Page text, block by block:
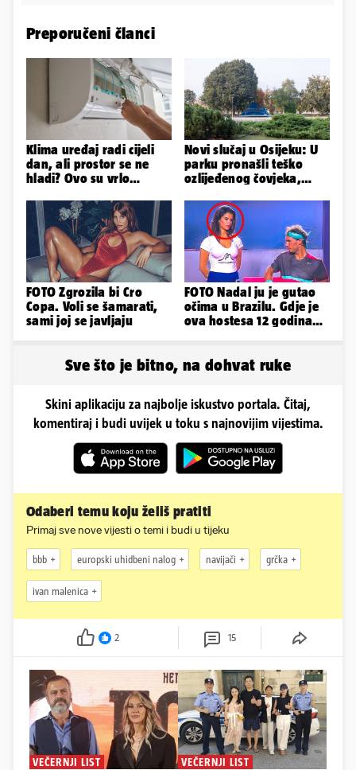
Preporučeni članci
Klima uređaj radi cijeli
dan, ali prostor se ne
hladi? Ovo su vrlo
Novi slučaj u Osijeku: U
parku pronašli teško
ozlijeđenog čovjeka,
FOTO Zgrozila bi Cro
Copa. Voli se šamarati,
sami joj se javljaju
FOTO Nadal ju je gutao
očima u Brazilu. Gdje je
ova hostesa 12 godina
Sve što je bitno, na dohvat ruke
Skini aplikaciju za najbolje iskustvo portala. Čitaj,
komentiraj i budi uvijek u toku s najnovijim vijestima.
Odaberi temu koju želiš pratiti
Primaj sve nove vijesti o temi i budi u tijeku
bbb europski uhidbeni nalog navijači grčka
ivan malenica
2 15